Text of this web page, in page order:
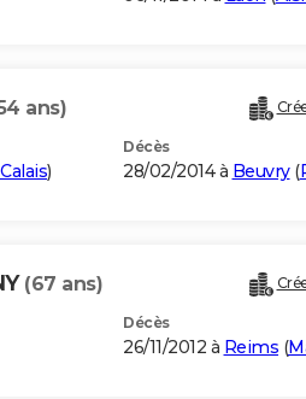
ans)
)
Décès
28/02/2014 à Beuvry(
(67 ans)
Décès
26/11/2012 à Reims (